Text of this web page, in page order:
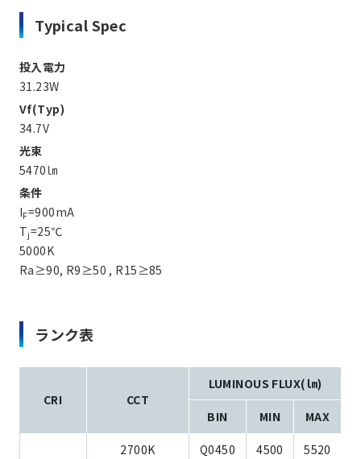
Typical Spec
投入電力
31.23W
Vf(Typ)
34.7V
光束
5470㏐
条件
IF=900mA
Tj=25℃
5000K
Ra≥90, R9≥50 , R15≥85
ランク表
CRI CCT
LUMINOUS FLUX(㏐)
BIN MIN MAX
2700K Q0450 4500 5520